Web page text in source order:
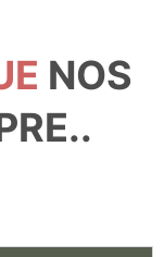
NOS